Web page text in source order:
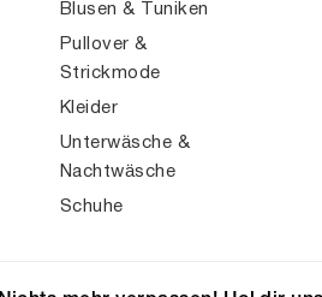
Blusen & Tuniken
Pullover &
Strickmode
Kleider
Unterwäsche &
Nachtwäsche
Schuhe